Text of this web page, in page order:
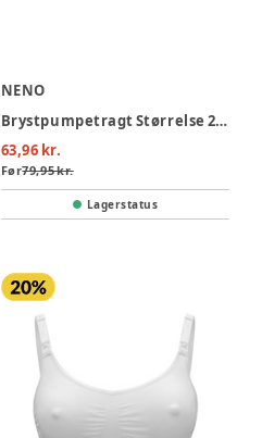
NENO
Brystpumpetragt Størrelse 27 (23-24 mm)
63,96 kr.
Før79,95 kr.
Lagerstatus